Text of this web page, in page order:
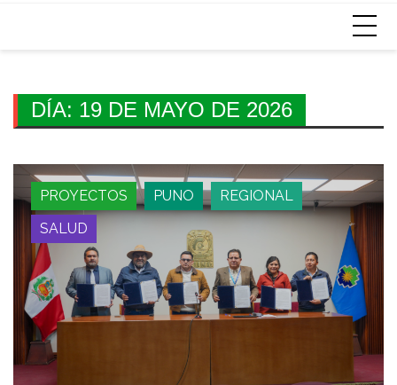
DÍA: 19 DE MAYO DE 2026
PROYECTOS PUNO
REGIONAL
SALUD